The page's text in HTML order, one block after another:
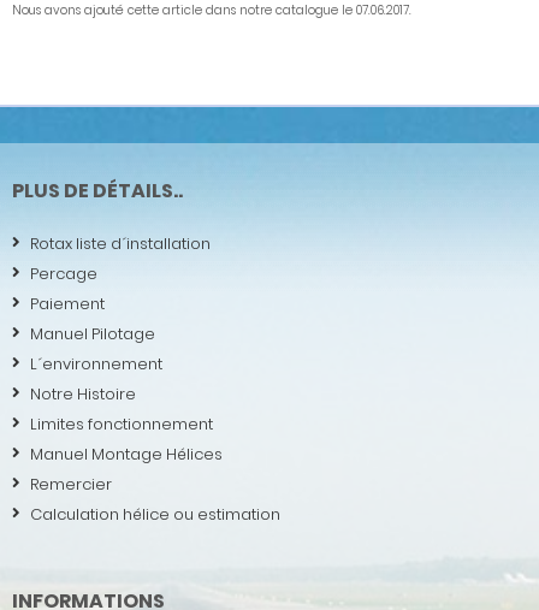
Nous avons ajouté cette article dans notre catalogue le 07.06.2017.
PLUS DE DÉTAILS..
Rotax liste d´installation
Percage
Paiement
Manuel Pilotage
L´environnement
Notre Histoire
Limites fonctionnement
Manuel Montage Hélices
Remercier
Calculation hélice ou estimation
INFORMATIONS